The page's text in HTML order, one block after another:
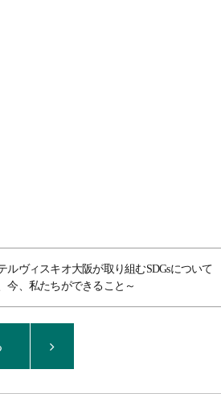
ルヴィスキオ大阪が取り組むSDGsについ
今、私たちができること～